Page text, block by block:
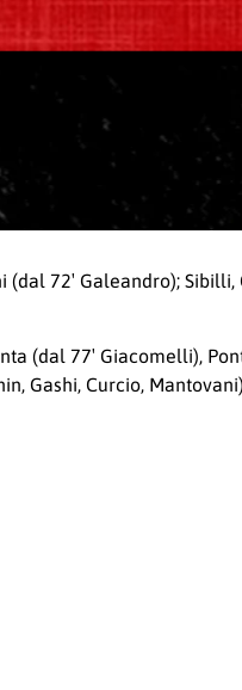
72′ Galeandro);
(dal 77′ Giacomelli),
Gashi, Curcio,